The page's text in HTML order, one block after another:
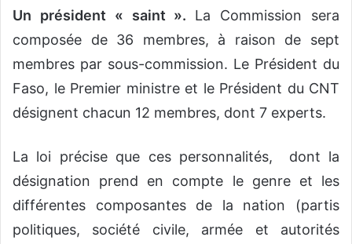
Un président « saint ». La Commission sera
composée de 36 membres, à raison de sept
membres par sous-commission. Le Président du
Faso, le Premier ministre et le Président du CNT
désignent chacun 12 membres, dont 7 experts.
La loi précise que ces personnalités, dont la
désignation prend en compte le genre et les
différentes composantes de la nation (partis
politiques, société civile, armée et autorités